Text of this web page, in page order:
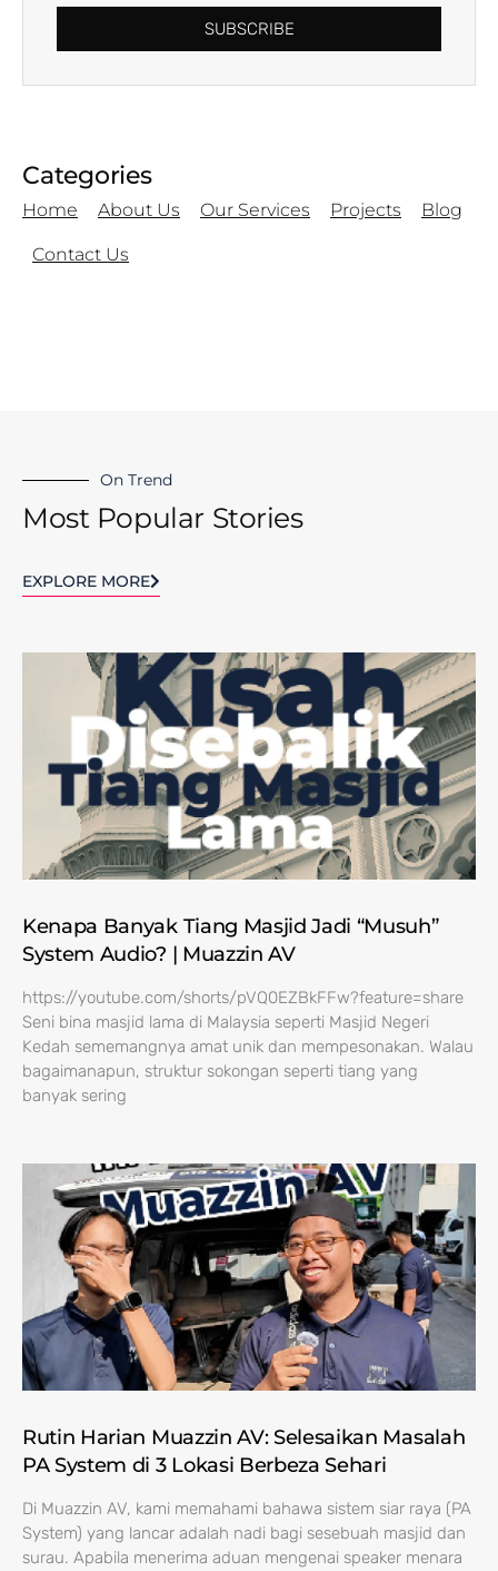
SUBSCRIBE
Categories
Home About Us Our Services Projects Blog
Contact Us
On Trend
Most Popular Stories
EXPLORE MORE
Kenapa Banyak Tiang Masjid Jadi “Musuh”
System Audio? | Muazzin AV
https://youtube.com/shorts/pVQ0EZBkFFw?feature=share
Seni bina masjid lama di Malaysia seperti Masjid Negeri
Kedah sememangnya amat unik dan mempesonakan. Walau
bagaimanapun, struktur sokongan seperti tiang yang
banyak sering
Rutin Harian Muazzin AV: Selesaikan Masalah
PA System di 3 Lokasi Berbeza Sehari
Di Muazzin AV, kami memahami bahawa sistem siar raya (PA
System) yang lancar adalah nadi bagi sesebuah masjid dan
surau. Apabila menerima aduan mengenai speaker menara